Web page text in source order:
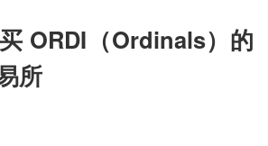
ORDI（Ordinals）的
所